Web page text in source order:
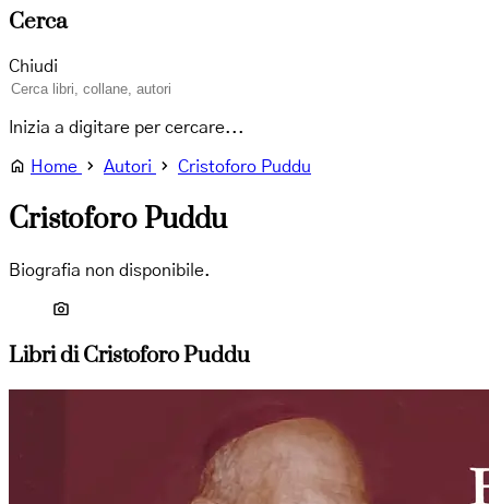
Cerca
Chiudi
Inizia a digitare per cercare...
Home Autori Cristoforo Puddu
Cristoforo Puddu
Biografia non disponibile.
Libri di Cristoforo Puddu